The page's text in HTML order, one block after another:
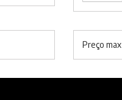
Preço max